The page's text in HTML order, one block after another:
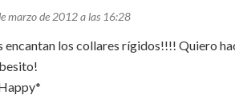
marzo de 2012 a las 16:28
encantan los collares rígidos!!!! Quiero